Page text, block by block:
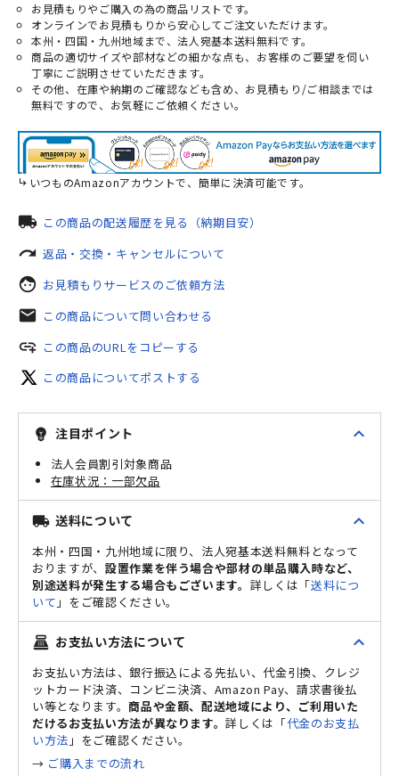
お見積もりやご購入の為の商品リストです。
オンラインでお見積もりから安心してご注文いただけます。
本州・四国・九州地域まで、法人宛基本送料無料です。
商品の適切サイズや部材などの細かな点も、お客様のご要望を伺い
丁寧にご説明させていただきます。
その他、在庫や納期のご確認なども含め、お見積もり/ご相談までは
無料ですので、お気軽にご依頼ください。
いつものAmazonアカウントで、簡単に決済可能です。
local_shipping この商品の配送履歴を見る（納期目安）
redo 返品・交換・キャンセルについて
face お見積もりサービスのご依頼方法
mail この商品について問い合わせる
add_link この商品のURLをコピーする
この商品についてポストする
emoji_objects 注目ポイント expand_less
法人会員割引対象商品
一部欠品
local_shipping 送料について expand_less
本州・四国・九州地域に限り、法人宛基本送料無料となって
おりますが、 設置作業を伴う場合や部材の単品購入時など、
別途送料が発生する場合もございます。 詳しくは「送料につ
いて 」をご確認ください。
point_of_sale お支払い方法について expand_less
お支払い方法は、銀行振込による先払い、代金引換、クレジ
ットカード決済、コンビニ決済、Amazon Pay、請求書後払
い等となります。商品や金額、配送地域により、ご利用いた
だけるお支払い方法が異なります。詳しくは「代金のお支払
い方法 」をご確認ください。
→ ご購入までの流れ